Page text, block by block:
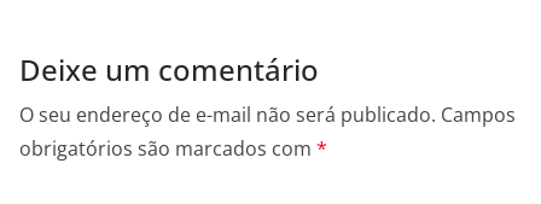
Deixe um comentário
O seu endereço de e-mail não será publicado. Campos
obrigatórios são marcados com *